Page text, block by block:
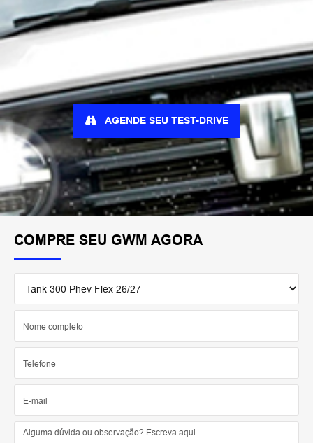
COMPRE SEU GWM AGORA
AGENDE SEU TEST-DRIVE